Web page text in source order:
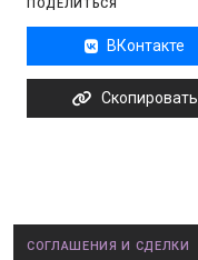
ПОДЕЛИТЬСЯ
ВКонтакте
Скопировать
СОГЛАШЕНИЯ И СДЕЛКИ